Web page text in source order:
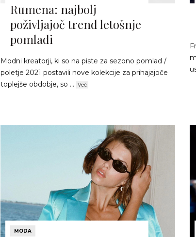
Rumena: najbolj
poživljajoč trend letošnje
pomladi
Modni kreatorji, ki so na piste za sezono pomlad /
poletje 2021 postavili nove kolekcije za prihajajoče
toplejše obdobje, so ... Več
MODA